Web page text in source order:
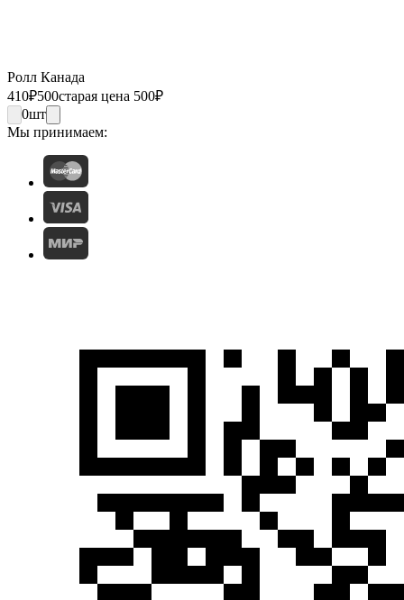
Ролл Канада
410₽500старая цена 500₽
0шт
Мы принимаем: